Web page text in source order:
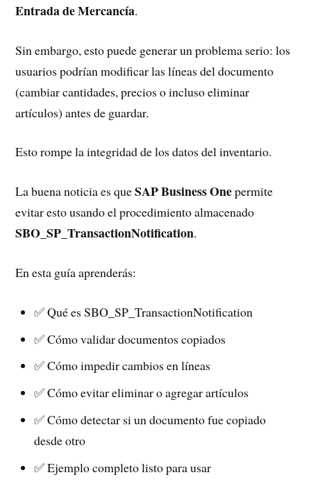
Entrada de Mercancía.
Sin embargo, esto puede generar un problema serio: los
usuarios podrían modificar las líneas del documento
(cambiar cantidades, precios o incluso eliminar
artículos) antes de guardar.
Esto rompe la integridad de los datos del inventario.
La buena noticia es queSAP Business Onepermite
evitar esto usando el procedimiento almacenado
SBO_SP_TransactionNotification.
En esta guía aprenderás:
✅ Qué es SBO_SP_TransactionNotification
✅ Cómo validar documentos copiados
✅ Cómo impedir cambios en líneas
✅ Cómo evitar eliminar o agregar artículos
✅ Cómo detectar si un documento fue copiado
desde otro
✅ Ejemplo completo listo para usar